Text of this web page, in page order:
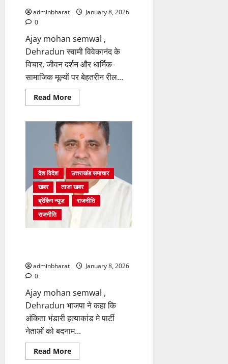
adminbharat
January 8, 2026
0
Ajay mohan semwal ,
Dehradun स्वामी विवेकानंद के
विचार, जीवन दर्शन और धार्मिक-
सामाजिक मूल्यों पर बेहतरीन रील...
Read MoreRead
more
जनवरी
को
स्वामी
विवेकानंद
जयंती
पर
होगा
आयोजन
देश विदेश
उत्तराखंड समाचार
खबर
ताजा खबर
ब्रेकिंग न्यूज़
राजनीति
राजनीति
adminbharat
January 8, 2026
0
Ajay mohan semwal ,
Dehradun भाजपा ने कहा कि
अंकिता भंडारी हत्याकांड मे पार्टी
नेताओं को बदनाम...
Read MoreRead
more